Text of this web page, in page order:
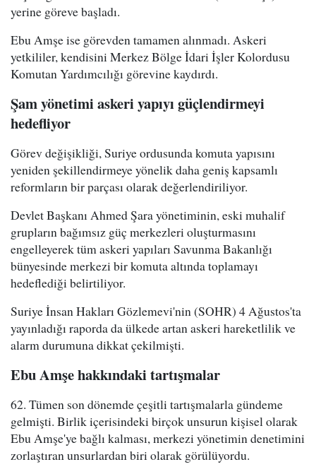
yerine göreve başladı.
Ebu Amşe ise görevden tamamen alınmadı. Askeri
yetkililer, kendisini Merkez Bölge İdari İşler Kolordusu
Komutan Yardımcılığı görevine kaydırdı.
Şam yönetimi askeri yapıyı güçlendirmeyi
hedefliyor
Görev değişikliği, Suriye ordusunda komuta yapısını
yeniden şekillendirmeye yönelik daha geniş kapsamlı
reformların bir parçası olarak değerlendiriliyor.
Devlet Başkanı Ahmed Şara yönetiminin, eski muhalif
grupların bağımsız güç merkezleri oluşturmasını
engelleyerek tüm askeri yapıları Savunma Bakanlığı
bünyesinde merkezi bir komuta altında toplamayı
hedeflediği belirtiliyor.
Suriye İnsan Hakları Gözlemevi'nin (SOHR) 4 Ağustos'ta
yayınladığı raporda da ülkede artan askeri hareketlilik ve
alarm durumuna dikkat çekilmişti.
Ebu Amşe hakkındaki tartışmalar
62. Tümen son dönemde çeşitli tartışmalarla gündeme
gelmişti. Birlik içerisindeki birçok unsurun kişisel olarak
Ebu Amşe'ye bağlı kalması, merkezi yönetimin denetimini
zorlaştıran unsurlardan biri olarak görülüyordu.